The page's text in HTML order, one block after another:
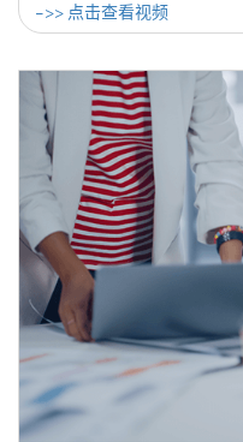
->> 点击查看视频